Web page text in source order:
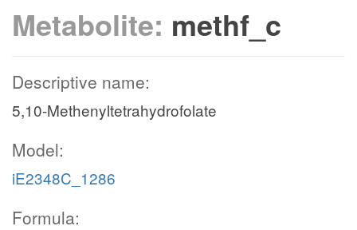
Metabolite: methf_c
Descriptive name:
5,10-Methenyltetrahydrofolate
Model:
iE2348C_1286
Formula: